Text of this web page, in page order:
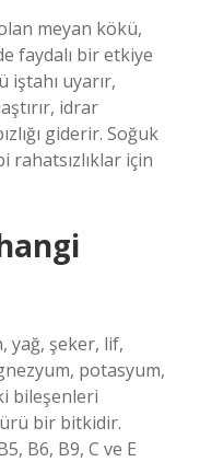
meyan kökü,
faydalı bir etkiye
iştahı uyarır,
idrar
giderir. Soğuk
rahatsızlıklar için
yağ, şeker, lif,
potasyum,
bileşenleri
bir bitkidir.
B6, B9, C ve E